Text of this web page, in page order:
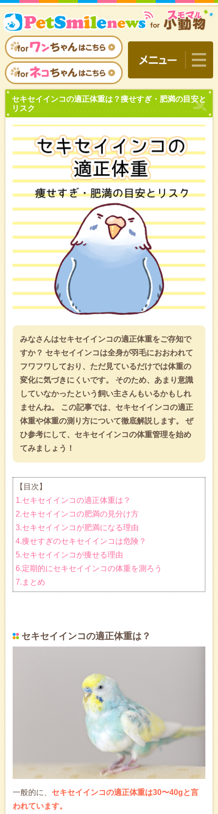
セキセイインコの適正体重
リスク
みなさんはセキセイインコの適正体重をご存知で
すか？ セキセイインコは全身が羽毛におおわれて
フワフワしており、ただ見ているだけでは体重の
変化に気づきにくいです。 そのため、あまり意識
していなかったという飼い主さんもいるかもしれ
ませんね。 この記事では、セキセイインコの適正
体重や体重の測り方について徹底解説します。 ぜ
ひ参考にして、セキセイインコの体重管理を始め
てみましょう！
【目次】
1.セキセイインコの適正体重は？
2.セキセイインコの肥満の見分け方
3.セキセイインコが肥満になる理由
4.痩せすぎのセキセイインコは危険？
5.セキセイインコが痩せる理由
6.定期的にセキセイインコの体重を測ろう
7.まとめ
セキセイインコの適正体重は？
一般的に、 セキセイインコの適正体重は30〜40gと言
われています。